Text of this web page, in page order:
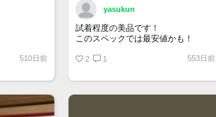
510日前
yasukun
試着程度の美品です！
このスペックでは最安値かも！
2 1 553日前